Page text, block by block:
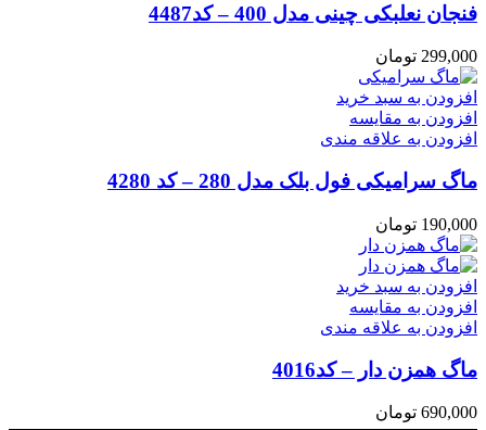
فنجان نعلبکی چینی مدل 400 – کد4487
299,000 تومان
افزودن به سبد خرید
افزودن به مقایسه
افزودن به علاقه مندی
ماگ سرامیکی فول بلک مدل 280 – کد 4280
190,000 تومان
افزودن به سبد خرید
افزودن به مقایسه
افزودن به علاقه مندی
ماگ همزن دار – کد4016
690,000 تومان